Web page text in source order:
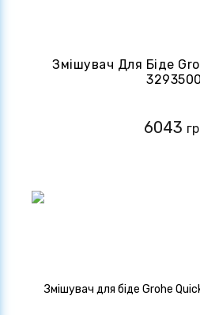
Змішувач Для Біде
6043